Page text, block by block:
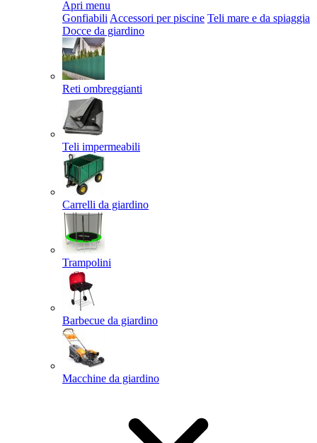
Apri menu
Gonfiabili Accessori per piscine Teli mare e da spiaggia
Docce da giardino
Reti ombreggianti
Teli impermeabili
Carrelli da giardino
Trampolini
Barbecue da giardino
Macchine da giardino